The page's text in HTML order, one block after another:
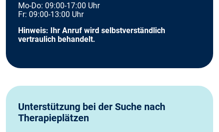
Mo-Do: 09:00-17:00 Uhr
Fr: 09:00-13:00 Uhr
Hinweis: Ihr Anruf wird selbstverständlich
vertraulich behandelt.
Unterstützung bei der Suche nach
Therapieplätzen